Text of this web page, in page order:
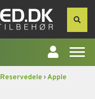
Reservedele›Apple